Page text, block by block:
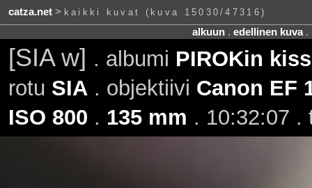
catza.net> kaikki kuvat (kuva 15030/47316)
alkuun. edellinen kuva.
[SIA w] . albumi PIROKin
rotu SIA . objektiivi Canon EF
ISO 800 . 135 mm . 10:32:07 .